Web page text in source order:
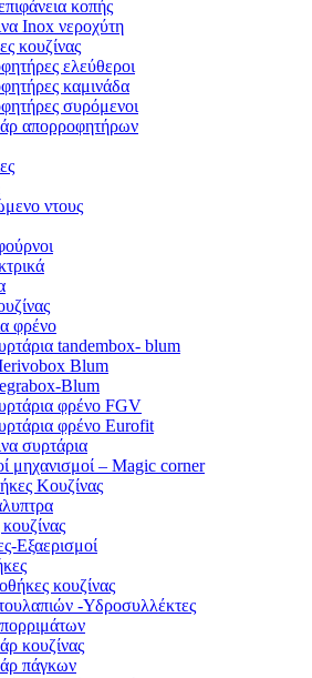
κοπής
Inox νεροχύτη
κουζίνας
ελεύθεροι
καμινάδα
συρόμενοι
απορροφητήρων
ντους
φρένο
tandembox- blum
Blum
Blum
φρένο FGV
φρένο Eurofit
συρτάρια
μηχανισμοί – Magic corner
Κουζίνας
Εξαερισμοί
κουζίνας
-Υδροσυλλέκτες
κουζίνας
πάγκων